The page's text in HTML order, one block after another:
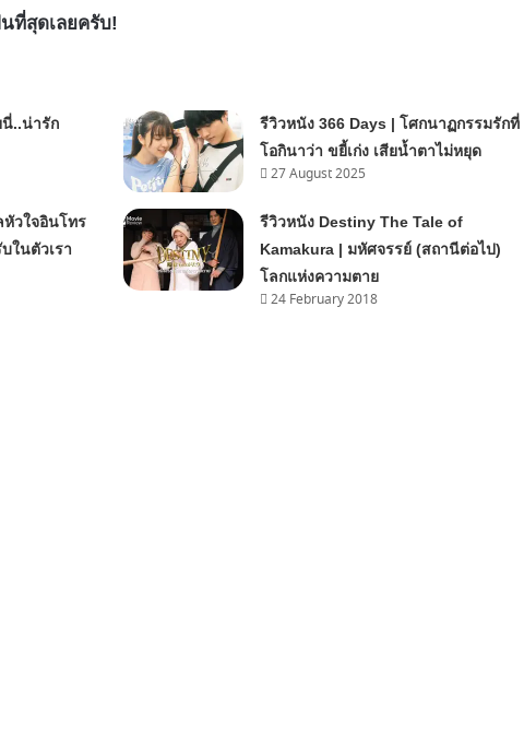
ที่สุดเลยครับ!
..น่ารัก
รีวิวหนัง 366 Days | โศกนาฏกรรมรักที่
โอกินาว่า ขยี้เก่ง เสียน้ำตาไม่หยุด
27 August 2025
วใจอินโทร
ในตัวเรา
รีวิวหนัง Destiny The Tale of
Kamakura | มหัศจรรย์ (สถานีต่อไป)
โลกแห่งความตาย
24 February 2018